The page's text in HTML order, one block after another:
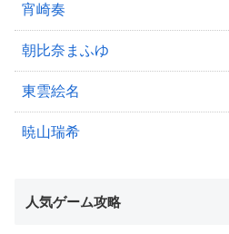
宵崎奏
朝比奈まふゆ
東雲絵名
暁山瑞希
人気ゲーム攻略